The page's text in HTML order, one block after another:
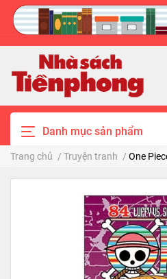
Danh mục sản phẩm
Trang chủ / Truyện tranh / One